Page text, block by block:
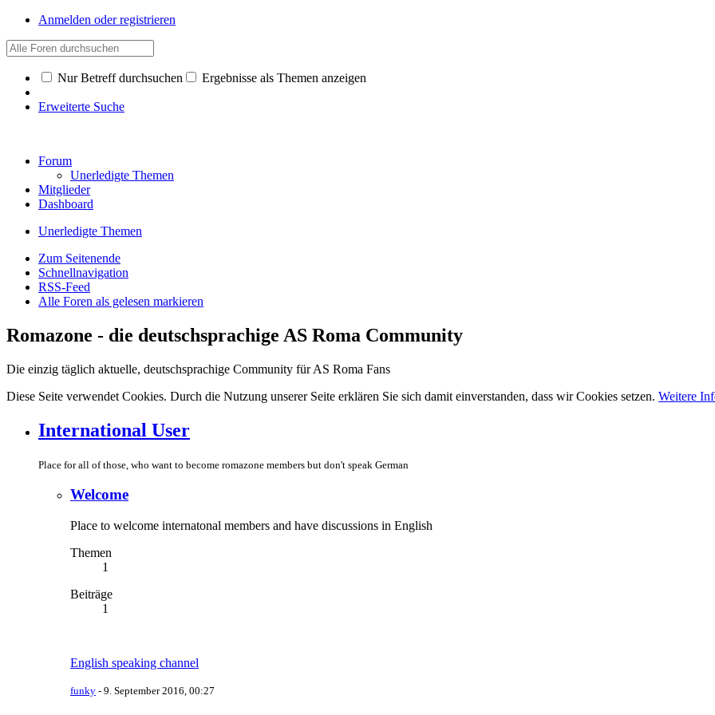
Anmelden oder registrieren
Nur Betreff durchsuchen Ergebnisse als Themen anzeigen
Erweiterte Suche
Forum
Unerledigte Themen
Mitglieder
Dashboard
Unerledigte Themen
Zum Seitenende
Schnellnavigation
RSS-Feed
Alle Foren als gelesen markieren
Romazone - die deutschsprachige AS Roma Community
Die einzig täglich aktuelle, deutschsprachige Community für AS Roma Fans
Diese Seite verwendet Cookies. Durch die Nutzung unserer Seite erklären Sie sich damit einverstanden, dass wir Cookies setzen. Weitere
International User
Place for all of those, who want to become romazone members but don't speak German
Welcome
Place to welcome internatonal members and have discussions in English
Themen
1
Beiträge
1
English speaking channel
funky - 9. September 2016, 00:27